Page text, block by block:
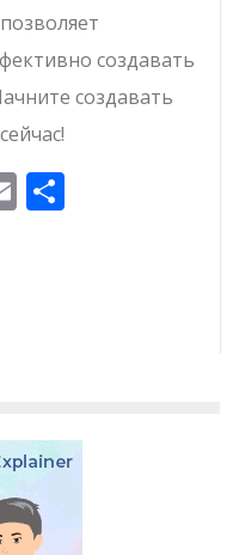
создавать
создавать
Email